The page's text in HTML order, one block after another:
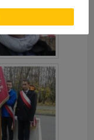
plików
utrudnić lub
oraz